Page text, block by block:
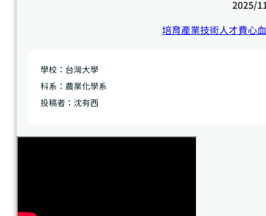
2025/
培育產業技術人才費心
學校：台灣大學
科系：農業化學系
投稿者：沈有西